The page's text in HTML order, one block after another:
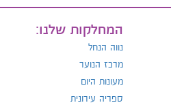
המחלקות שלנו:
נווה הנחל
מרכז הנוער
מעונות היום
ספריה עירונית